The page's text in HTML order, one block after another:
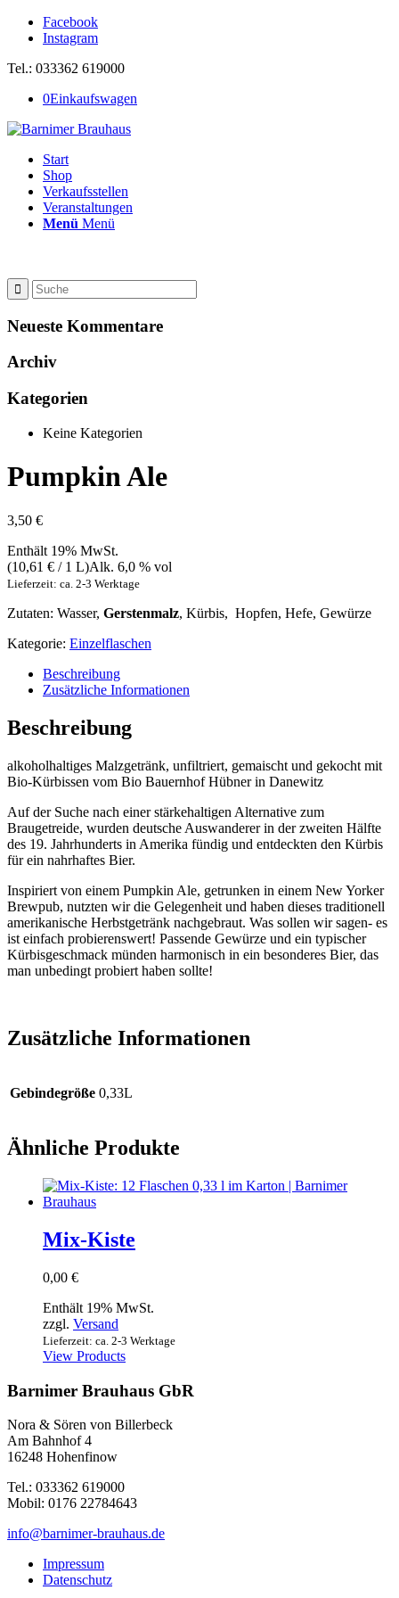
Facebook
Instagram
Tel.: 033362 619000
0Einkaufswagen
Start
Shop
Verkaufsstellen
Veranstaltungen
Menü Menü
Neueste Kommentare
Archiv
Kategorien
Keine Kategorien
Pumpkin Ale
3,50 €
Enthält 19% MwSt.
(10,61 € / 1 L)Alk. 6,0 % vol
Lieferzeit: ca. 2-3 Werktage
Zutaten: Wasser, Gerstenmalz, Kürbis, Hopfen, Hefe, Gewürze
Kategorie: Einzelflaschen
Beschreibung
Zusätzliche Informationen
Beschreibung
alkoholhaltiges Malzgetränk, unfiltriert, gemaischt und gekocht mit
Bio-Kürbissen vom Bio Bauernhof Hübner in Danewitz
Auf der Suche nach einer stärkehaltigen Alternative zum
Braugetreide, wurden deutsche Auswanderer in der zweiten Hälfte
des 19. Jahrhunderts in Amerika fündig und entdeckten den Kürbis
für ein nahrhaftes Bier.
Inspiriert von einem Pumpkin Ale, getrunken in einem New Yorker
Brewpub, nutzten wir die Gelegenheit und haben dieses traditionell
amerikanische Herbstgetränk nachgebraut. Was sollen wir sagen- es
ist einfach probierenswert! Passende Gewürze und ein typischer
Kürbisgeschmack münden harmonisch in ein besonderes Bier, das
man unbedingt probiert haben sollte!
Zusätzliche Informationen
Gebindegröße 0,33L
Ähnliche Produkte
Mix-Kiste
0,00 €
Enthält 19% MwSt.
zzgl. Versand
Lieferzeit: ca. 2-3 Werktage
View Products
Barnimer Brauhaus GbR
Nora & Sören von Billerbeck
Am Bahnhof 4
16248 Hohenfinow
Tel.: 033362 619000
Mobil: 0176 22784643
info@barnimer-brauhaus.de
Impressum
Datenschutz